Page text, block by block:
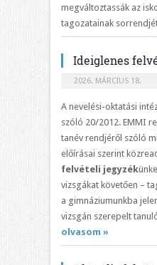
megváltoztassák az
tagozatainak
Ideiglenes
2026. MÁRCIUS 18.
A nevelési-oktatási
szóló 20/2012. EMMI
tanév rendjéről szóló
előírásai szerint
felvételi jegyzék
vizsgákat követően –
a gimnáziumunkba
vizsgán szerepelt
olvasom »